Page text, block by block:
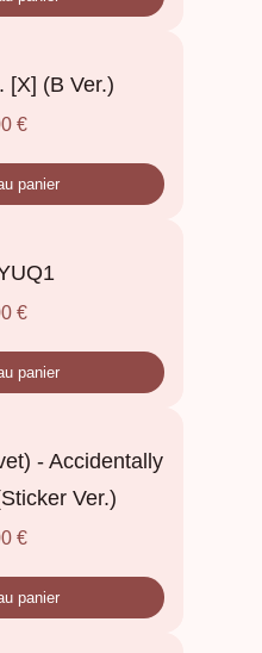
[X] (B Ver.)
€
panier
€
panier
- Accidentally
Ver.)
€
panier